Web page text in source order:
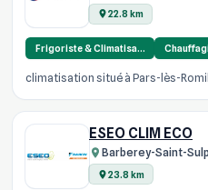
22.8 km
Frigoriste & Climatisa…
climatisation situé à Pars-lès-
ESEO CLIM ECO
Barberey-Saint-
23.8 km